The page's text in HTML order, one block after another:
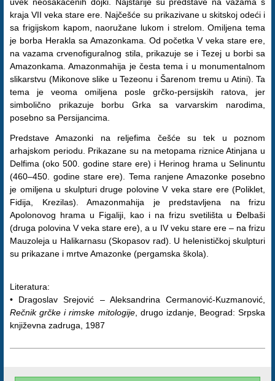
kraja VII veka stare ere. Najčešće su prikazivane u skitskoj odeći i
sa frigijskom kapom, naoružane lukom i strelom. Omiljena tema
je borba Herakla sa Amazonkama. Od početka V veka stare ere,
na vazama crvenofiguralnog stila, prikazuje se i Tezej u borbi sa
Amazonkama. Amazonmahija je česta tema i u monumentalnom
slikarstvu (Mikonove slike u Tezeonu i Šarenom tremu u Atini). Ta
tema je veoma omiljena posle grčko-persijskih ratova, jer
simbolično prikazuje borbu Grka sa varvarskim narodima,
posebno sa Persijancima.
Predstave Amazonki na reljefima češće su tek u poznom
arhajskom periodu. Prikazane su na metopama riznice Atinjana u
Delfima (oko 500. godine stare ere) i Herinog hrama u Selinuntu
(460–450. godine stare ere). Tema ranjene Amazonke posebno
je omiljena u skulpturi druge polovine V veka stare ere (Poliklet,
Fidija, Krezilas). Amazonmahija je predstavljena na frizu
Apolonovog hrama u Figaliji, kao i na frizu svetilišta u Đelbaši
(druga polovina V veka stare ere), a u IV veku stare ere – na frizu
Mauzoleja u Halikarnasu (Skopasov rad). U helenističkoj skulpturi
su prikazane i mrtve Amazonke (pergamska škola).
Literatura:
• Dragoslav Srejović – Aleksandrina Cermanović-Kuzmanović,
Rečnik grčke i rimske mitologije, drugo izdanje, Beograd: Srpska
književna zadruga, 1987